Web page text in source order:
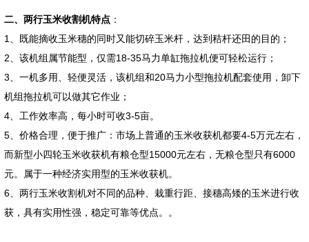
二、两行玉米收割机特点 ：
1、既能摘收玉米穗的同时又能切碎玉米杆，达到秸杆还田的目的；
2、该机组属节能型，仅需18-35马力单缸拖拉机便可轻松运行；
3、一机多用、轻便灵活，该机组和20马力小型拖拉机配套使用，卸下
机组拖拉机可以做其它作业；
4、工作效率高，每小时可收3-5亩。
5、价格合理，便于推广：市场上普通的玉米收获机都要4-5万元左右，
而新型小四轮玉米收获机有粮仓型15000元左右，无粮仓型只有6000
元。属于一种经济实用型的玉米收获机。
6、两行玉米收割机对不同的品种、栽重行距、接穗高矮的玉米进行收
获，具有实用性强，稳定可靠等优点。。